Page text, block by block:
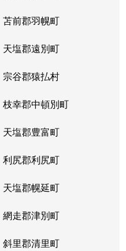
苫前郡羽幌町
天塩郡遠別町
宗谷郡猿払村
枝幸郡中頓別町
天塩郡豊富町
利尻郡利尻町
天塩郡幌延町
網走郡津別町
斜里郡清里町